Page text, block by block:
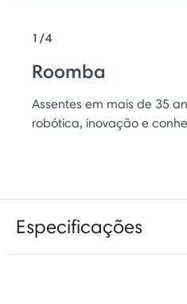
1/4
Roomba
Assentes em mais de 35
robótica, inovação e
Especificações